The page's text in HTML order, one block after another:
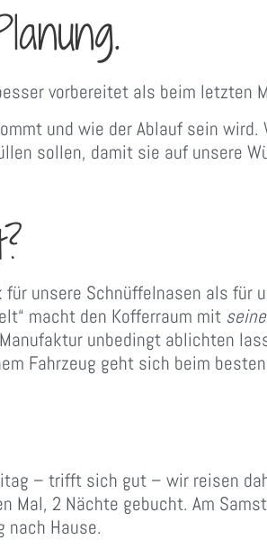
vorbereitet als beim letzten
und wie der Ablauf sein wird.
sollen, damit sie auf unsere
unsere Schnüffelnasen als für
macht den Kofferraum mit
unbedingt ablichten
Fahrzeug geht sich beim
– trifft sich gut – wir reisen
Mal, 2 Nächte gebucht. Am
nach Hause.